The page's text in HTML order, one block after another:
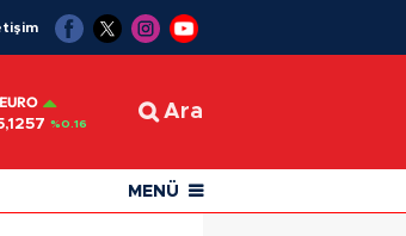
EURO
%0.16
Ara
MENÜ